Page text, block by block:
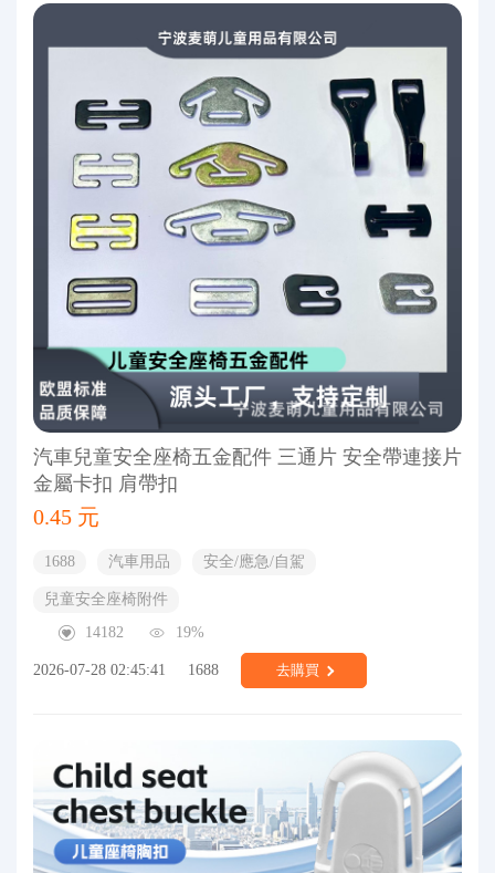
汽車兒童安全座椅五金配件 三通片 安全帶連接片
金屬卡扣 肩帶扣
0.45 元
1688 汽車用品 安全/應急/自駕
兒童安全座椅附件
14182
19%
2026-07-28 02:45:41 1688 去購買